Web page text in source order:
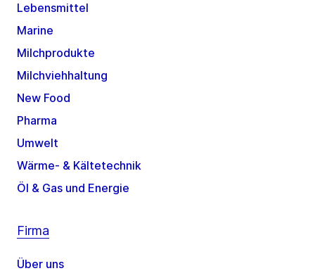
Lebensmittel
Marine
Milchprodukte
Milchviehhaltung
New Food
Pharma
Umwelt
Wärme- & Kältetechnik
Öl & Gas und Energie
Firma
Über uns